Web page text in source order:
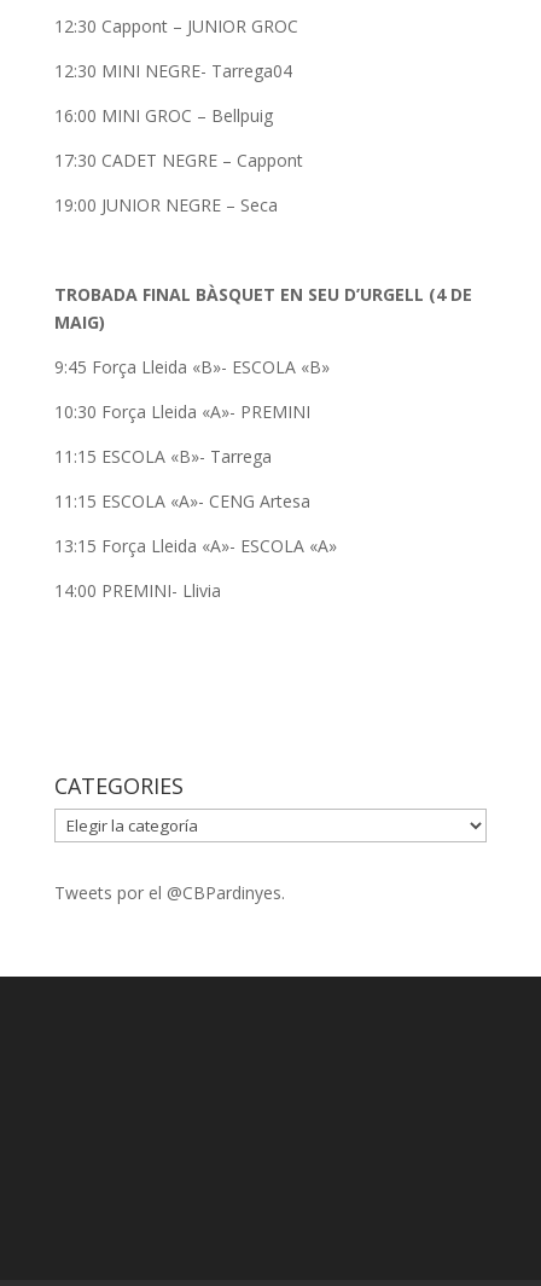
12:30 Cappont – JUNIOR GROC
12:30 MINI NEGRE- Tarrega04
16:00 MINI GROC – Bellpuig
17:30 CADET NEGRE – Cappont
19:00 JUNIOR NEGRE – Seca
TROBADA FINAL BÀSQUET EN SEU D’URGELL (4 DE
MAIG)
9:45 Força Lleida «B»- ESCOLA «B»
10:30 Força Lleida «A»- PREMINI
11:15 ESCOLA «B»- Tarrega
11:15 ESCOLA «A»- CENG Artesa
13:15 Força Lleida «A»- ESCOLA «A»
14:00 PREMINI- Llivia
CATEGORIES
CATEGORIES
Tweets por el @CBPardinyes.